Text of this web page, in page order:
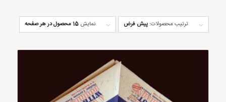
ترتیب محصولات: پیش فرض نمایش 15 محصول در هر صفحه